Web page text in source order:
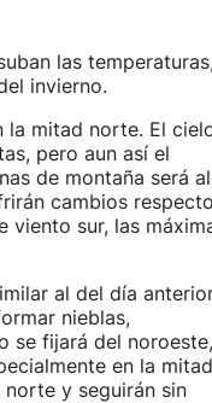
las
invierno.
la mitad norte. El
pero aun así el
de montaña será
cambios
viento sur, las
al del día
nieblas,
se fijará del noroeste,
en la mitad
y seguirán sin